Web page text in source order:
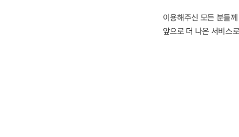
이용해주신 모든 분들
앞으로 더 나은 서비스